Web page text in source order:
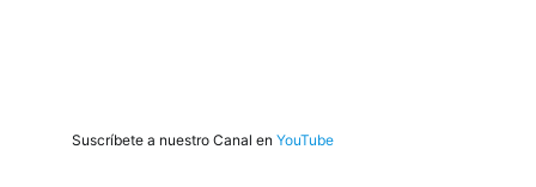
Suscríbete a nuestro Canal en YouTube